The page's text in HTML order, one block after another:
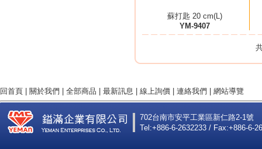
蘇打匙 20 cm(L)
YM-9407
回首頁 關於我們 全部商品 最新訊息 線上詢價 連絡我們 網站導覽
702台南市安平工業區新仁路2-1號
Tel:+886-6-2632233 / Fax:+886-6-